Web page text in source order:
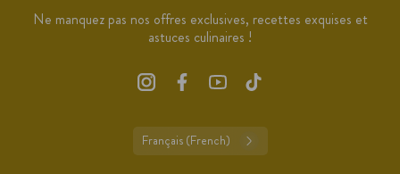
Ne manquez pas nos offres exclusives, recettes exquises et
astuces culinaires !
Français (French)